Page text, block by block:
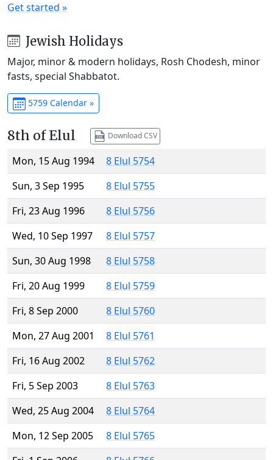
Get started »
Jewish Holidays
Major, minor & modern holidays, Rosh Chodesh, minor
fasts, special Shabbatot.
5759 Calendar »
8th of Elul Download CSV
Mon, 15 Aug 1994
8 Elul 5754
Sun, 3 Sep 1995
8 Elul 5755
Fri, 23 Aug 1996
8 Elul 5756
Wed, 10 Sep 1997
8 Elul 5757
Sun, 30 Aug 1998
8 Elul 5758
Fri, 20 Aug 1999
8 Elul 5759
Fri, 8 Sep 2000
8 Elul 5760
Mon, 27 Aug 2001
8 Elul 5761
Fri, 16 Aug 2002
8 Elul 5762
Fri, 5 Sep 2003
8 Elul 5763
Wed, 25 Aug 2004
8 Elul 5764
Mon, 12 Sep 2005
8 Elul 5765